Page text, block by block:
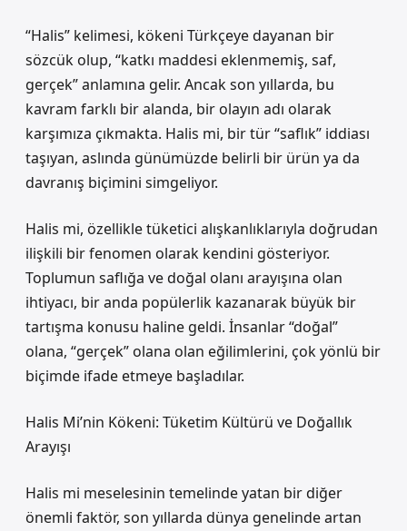
“Halis” kelimesi, kökeni Türkçeye dayanan bir
sözcük olup, “katkı maddesi eklenmemiş, saf,
gerçek” anlamına gelir. Ancak son yıllarda, bu
kavram farklı bir alanda, bir olayın adı olarak
karşımıza çıkmakta. Halis mi, bir tür “saflık” iddiası
taşıyan, aslında günümüzde belirli bir ürün ya da
davranış biçimini simgeliyor.
Halis mi, özellikle tüketici alışkanlıklarıyla doğrudan
ilişkili bir fenomen olarak kendini gösteriyor.
Toplumun saflığa ve doğal olanı arayışına olan
ihtiyacı, bir anda popülerlik kazanarak büyük bir
tartışma konusu haline geldi. İnsanlar “doğal”
olana, “gerçek” olana olan eğilimlerini, çok yönlü bir
biçimde ifade etmeye başladılar.
Halis Mi’nin Kökeni: Tüketim Kültürü ve Doğallık
Arayışı
Halis mi meselesinin temelinde yatan bir diğer
önemli faktör, son yıllarda dünya genelinde artan